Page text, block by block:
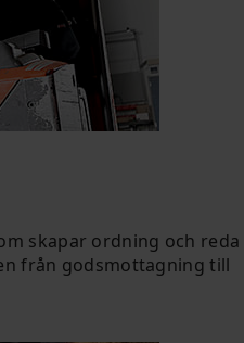
skapar ordning och reda
från godsmottagning till